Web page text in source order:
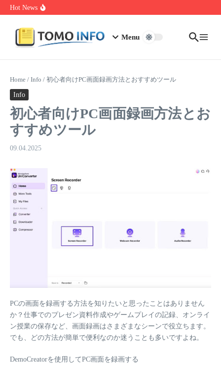
Skip to content
Hot News
Nakrutka Instagram Like: Why Free Offers Cost You More Later
Menu
Home / Info / 初心者向けPC画面録画方法とおすすめツール
Info
初心者向けPC画面録画方法とお
すすめツール
09.04.2025
PCの画面を録画する方法を知りたいと思ったことはありません
か？仕事でのプレゼン資料作成やゲームプレイの記録、オンライ
ン授業の保存など、画面録画はさまざまなシーンで役立ちます。
でも、どの方法が簡単で便利なのか迷うことも多いですよね。
DemoCreatorを使用してPC画面を録画する